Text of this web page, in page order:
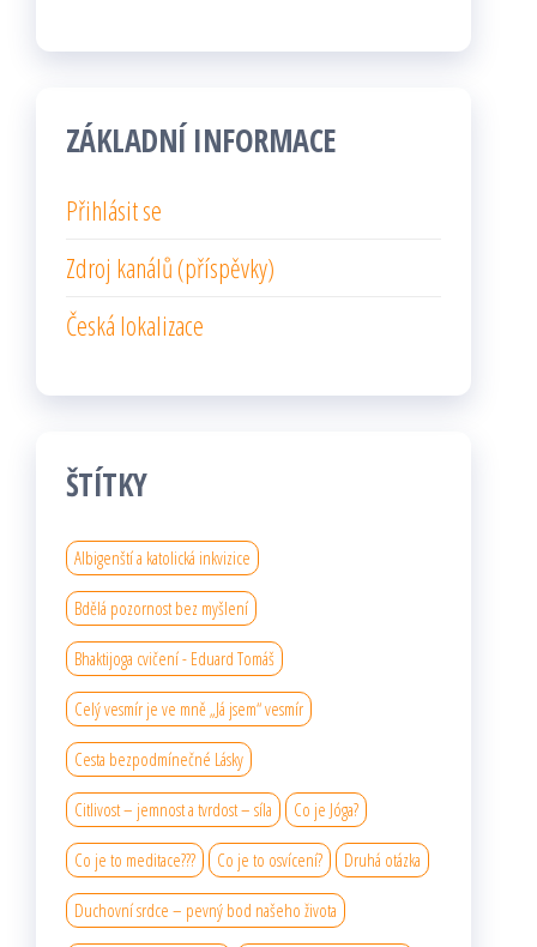
ZÁKLADNÍ INFORMACE
Přihlásit se
Zdroj kanálů (příspěvky)
Česká lokalizace
ŠTÍTKY
Albigenští a katolická inkvizice
Bdělá pozornost bez myšlení
Bhaktijoga cvičení - Eduard Tomáš
Celý vesmír je ve mně „Já jsem“ vesmír
Cesta bezpodmínečné Lásky
Citlivost – jemnost a tvrdost – síla Co je Jóga?
Co je to meditace??? Co je to osvícení? Druhá otázka
Duchovní srdce – pevný bod našeho života